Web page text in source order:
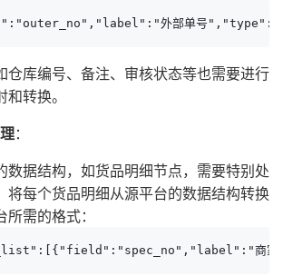
外部单号
仓库编号、备注、审核状态等也需要进行
转换。
：
数据结构，如货品明细节点，需要特别处
将每个货品明细从源平台的数据结构转换
需的格式：
商家